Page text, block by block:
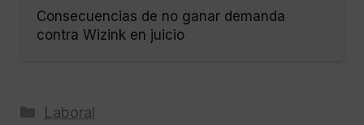
Consecuencias de no ganar demanda
contra Wizink en juicio
Categorías
Laboral